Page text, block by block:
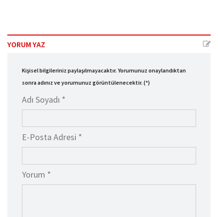
YORUM YAZ
Kişisel bilgileriniz paylaşılmayacaktır. Yorumunuz onaylandıktan
sonra adınız ve yorumunuz görüntülenecektir. (*)
Adı Soyadı *
E-Posta Adresi *
Yorum *